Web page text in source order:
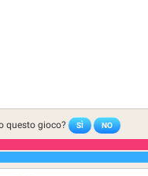
questo gioco? SÌ NO